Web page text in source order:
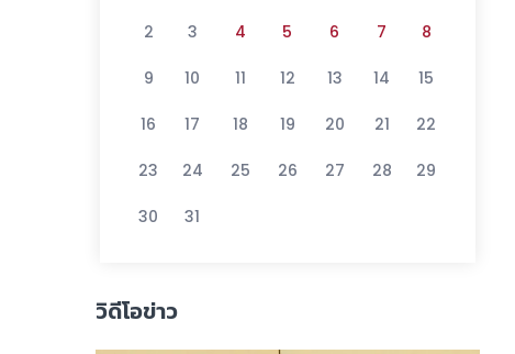
2 3 4 5 6 7 8
9 10 11 12 13 14 15
16 17 18 19 20 21 22
23 24 25 26 27 28 29
30 31
วิดีโอข่าว